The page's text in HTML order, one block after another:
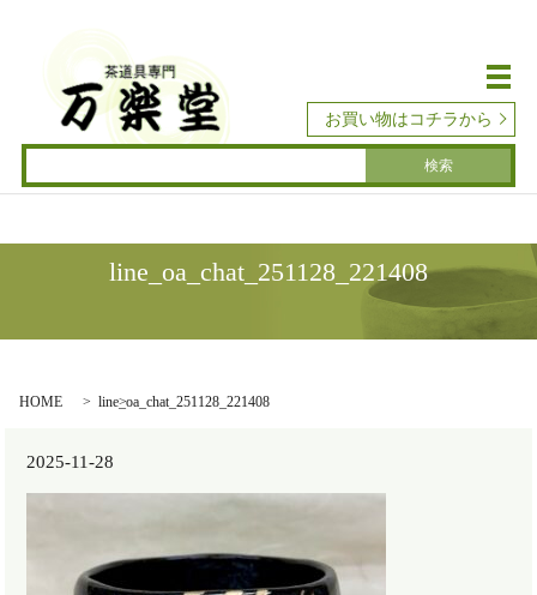
メ
お買い物はコチラから
line_oa_chat_251128_221408
HOME line_oa_chat_251128_221408
2025-11-28